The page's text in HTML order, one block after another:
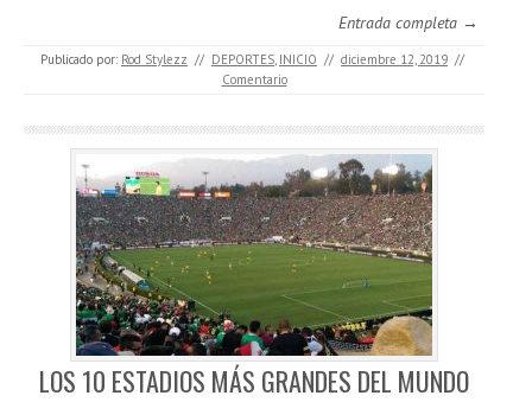
Entrada completa →
Publicado por: Rod Stylezz // DEPORTES, INICIO // diciembre 12, 2019 //
Comentario
LOS 10 ESTADIOS MÁS GRANDES DEL MUNDO